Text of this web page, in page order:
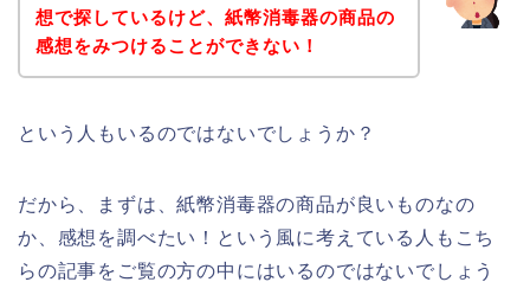
想で探しているけど、紙幣消毒器の商品の
感想をみつけることができない！
という人もいるのではないでしょうか？
だから、まずは、紙幣消毒器の商品が良いものなの
か、感想を調べたい！という風に考えている人もこち
らの記事をご覧の方の中にはいるのではないでしょう